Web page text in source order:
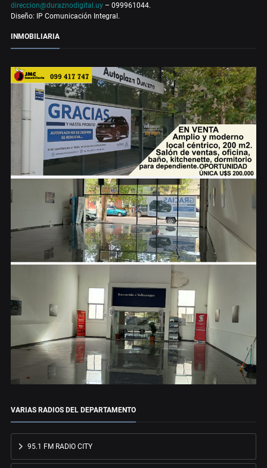
direccion@duraznodigital.uy – 099961044.
Diseño: IP Comunicación Integral.
INMOBILIARIA
VARIAS RADIOS DEL DEPARTAMENTO
95.1 FM RADIO CITY